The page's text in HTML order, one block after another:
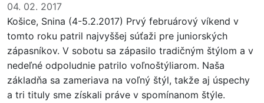
04. 02. 2017
Košice, Snina (4-5.2.2017) Prvý februárový víkend v
tomto roku patril najvyššej súťaži pre juniorských
zápasníkov. V sobotu sa zápasilo tradičným štýlom a v
nedeľné odpoludnie patrilo voľnoštýliarom. Naša
základňa sa zameriava na voľný štýl, takže aj úspechy
a tri tituly sme získali práve v spomínanom štýle.